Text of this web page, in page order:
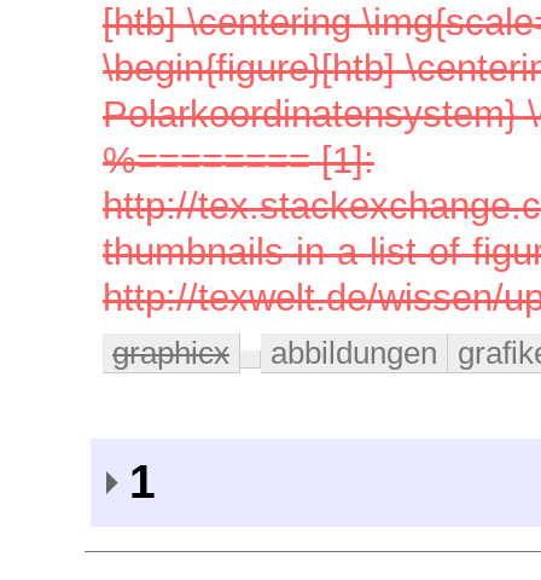
[htb] \centering
\begin{figure}[htb]
Polarkoordinatensystem}
%======== [1]:
http://
thumbnails-in-a-list-of-
http://texwelt.de/wissen/
graphicx abbildungen
1